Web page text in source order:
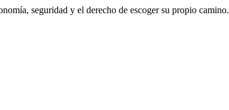
seguridad y el derecho de escoger su propio camino.